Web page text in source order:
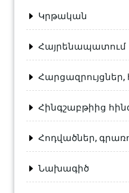
Կրթական
Հայրենապատում
Հարցազրույցներ,
Հինգշաբթիից
Հոդվածներ,
Նախագիծ